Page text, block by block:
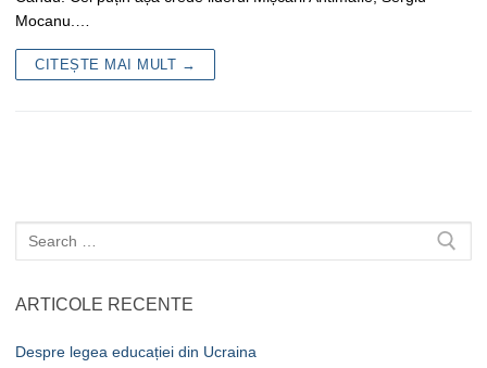
Mocanu.…
CITEȘTE MAI MULT →
Caută
după:
ARTICOLE RECENTE
Despre legea educației din Ucraina